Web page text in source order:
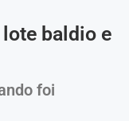
baldio e
foi